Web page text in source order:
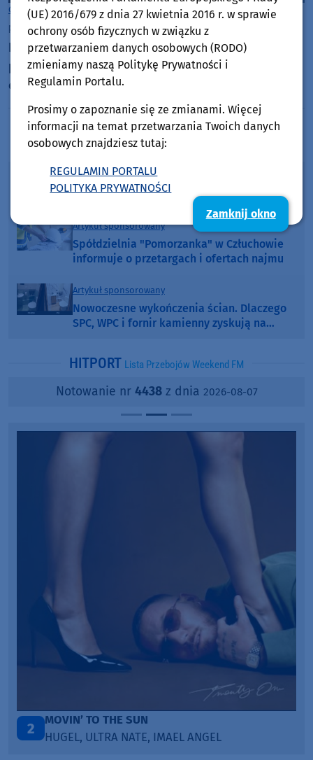
Gmina Chojnice
piątek, 7 sierpnia 2026, 13:08
Rada Gminy w Chojnicach jednak nie przyjęła
planu ogólnego. Decyzja została odsunięta w
czasie
Poprzednia strona
Mega lato z Weekend FM - poranny konkurs
w Weekend FM
Artykuł sponsorowany
Spółdzielnia "Pomorzanka" w Człuchowie
informuje o przetargach i ofertach najmu
Artykuł sponsorowany
Nowoczesne wykończenia ścian. Dlaczego
SPC, WPC i fornir kamienny zyskują na
HITPORT Lista Przebojów Weekend FM
Notowanie nr 4438z dnia 2026-08-07
3
LEGENDARY LOVERS (SAVE ME)
KATY PERRY & CHIEF KEEF
(UE) 2016/679 z dnia 27 kwietnia 2016 r. w sprawie
ochrony osób fizycznych w związku z
przetwarzaniem danych osobowych (RODO)
zmieniamy naszą Politykę Prywatności i
Regulamin Portalu.
Prosimy o zapoznanie się ze zmianami. Więcej
informacji na temat przetwarzania Twoich danych
osobowych znajdziesz tutaj:
REGULAMIN PORTALU
POLITYKA PRYWATNOŚCI
Zamknij okno